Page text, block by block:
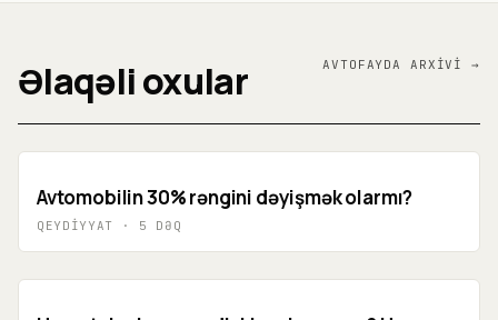
Əlaqəli oxular AVTO FAYDA ARXIVI →
Avtomobilin 30% rəngini dəyişmək olarmı?
QEYDIYYAT · 5 DƏQ